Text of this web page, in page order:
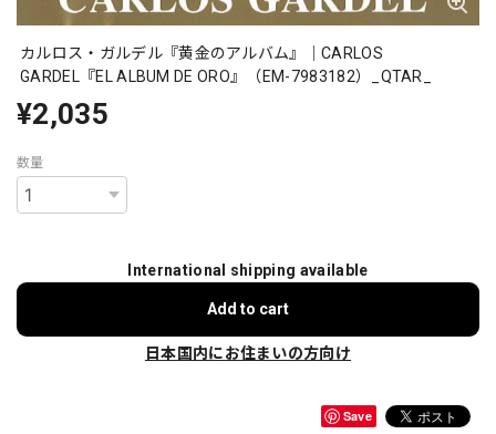
カルロス・ガルデル『黄金のアルバム』｜CARLOS
GARDEL『EL ALBUM DE ORO』（EM-7983182）_QTAR_
¥2,035
数量
International shipping available
Add to cart
日本国内にお住まいの方向け
Save